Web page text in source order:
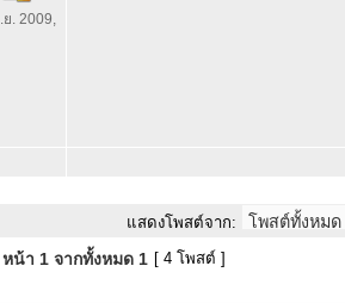
. 2009,
แสดงโพสต์จาก:
หน้า 1 จากทั้งหมด 1 [ 4 โพสต์ ]